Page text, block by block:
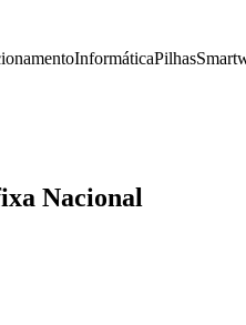
InformáticaPilhas
Nacional